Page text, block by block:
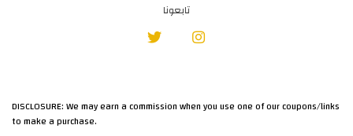
تابعونا
DISCLOSURE: We may earn a commission when you use one of our coupons/links
to make a purchase.